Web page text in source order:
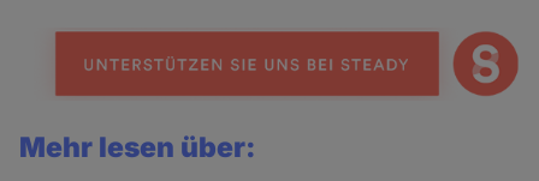
Mehr lesen über: